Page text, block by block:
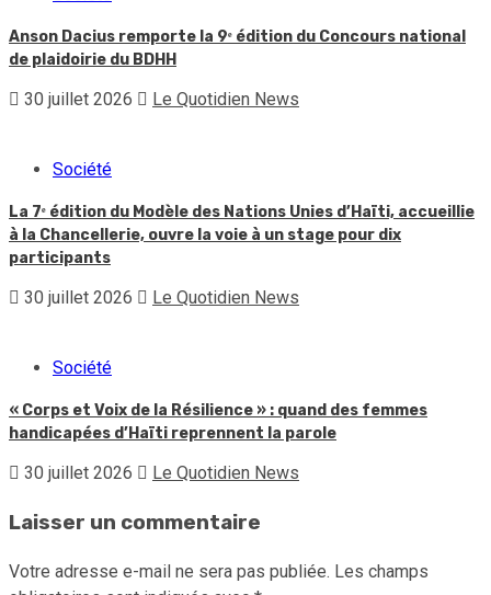
Anson Dacius remporte la 9ᵉ édition du Concours national
de plaidoirie du BDHH
30 juillet 2026 Le Quotidien News
Société
La 7ᵉ édition du Modèle des Nations Unies d’Haïti, accueillie
à la Chancellerie, ouvre la voie à un stage pour dix
participants
30 juillet 2026 Le Quotidien News
Société
« Corps et Voix de la Résilience » : quand des femmes
handicapées d’Haïti reprennent la parole
30 juillet 2026 Le Quotidien News
Laisser un commentaire
Votre adresse e-mail ne sera pas publiée. Les champs